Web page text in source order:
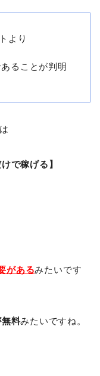
より
ることが判明
で稼げる】
があるみたいです
料みたいですね。